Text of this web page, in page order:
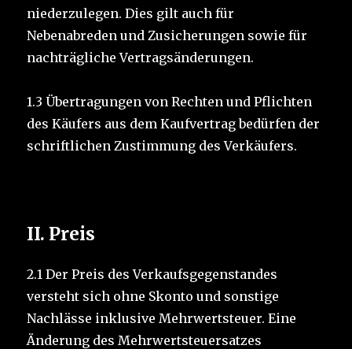
niederzulegen. Dies gilt auch für
Nebenabreden und Zusicherungen sowie für
nachträgliche Vertragsänderungen.
1.3 Übertragungen von Rechten und Pflichten
des Käufers aus dem Kaufvertrag bedürfen der
schriftlichen Zustimmung des Verkäufers.
II. Preis
2.1 Der Preis des Verkaufsgegenstandes
versteht sich ohne Skonto und sonstige
Nachlässe inklusive Mehrwertsteuer. Eine
Änderung des Mehrwertsteuersatzes